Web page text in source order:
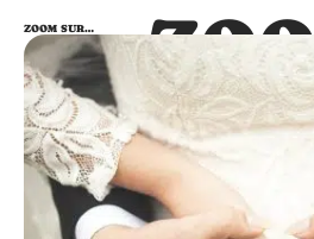
ZOOM SUR…